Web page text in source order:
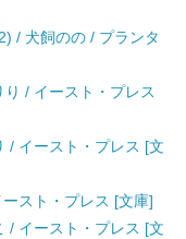
/ 犬飼のの / プランタ
/ イースト・プレス
/ イースト・プレス [文
スト・プレス [文庫]
/ イースト・プレス [文